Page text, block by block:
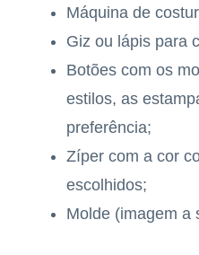
Máquina de
Giz ou lápis para
Botões com os
estilos, as
preferência;
Zíper com a cor
escolhidos;
Molde (imagem a